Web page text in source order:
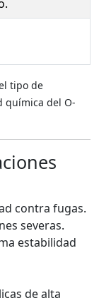
tipo de
química del O-
contra fugas.
severas.
estabilidad
de alta